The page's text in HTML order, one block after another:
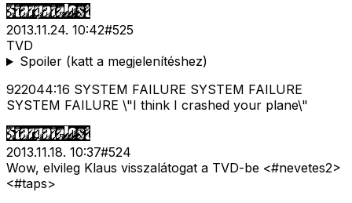
2013.11.24. 10:42#525
TVD
Spoiler (katt a megjelenítéshez)
922044:16 SYSTEM FAILURE SYSTEM FAILURE
SYSTEM FAILURE \"I think I crashed your plane\"
2013.11.18. 10:37#524
Wow, elvileg Klaus visszalátogat a TVD-be <#nevetes2>
<#taps>